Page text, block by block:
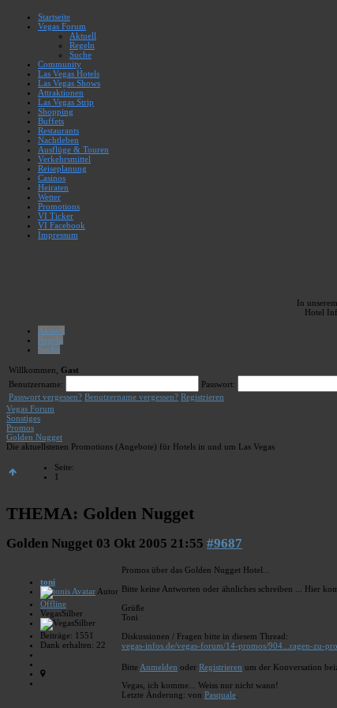
Startseite
Vegas Forum
Aktuell
Regeln
Suche
Community
Las Vegas Hotels
Las Vegas Shows
Attraktionen
Las Vegas Strip
Shopping
Buffets
Restaurants
Nachtleben
Ausflüge & Touren
Verkehrsmittel
Reiseplanung
Casinos
Heiraten
Wetter
Promotions
VI Ticker
VI Facebook
Impressum
In
Hotel
Aktuell
Regeln
Suche
Willkommen, Gast
Benutzername:
Passwort:
Passwort vergessen? Benutzername vergessen? Registrieren
Vegas Forum
Sonstiges
Promos
Golden Nugget
Die aktuellstenen Promotions (Angebote) für Hotels in und um Las Vegas
Seite:
1
THEMA: Golden Nugget
Golden Nugget 03 Okt 2005 21:55 #9687
toni
Autor
Offline
VegasSilber
Beiträge: 1551
Dank erhalten: 22
Promos über das Golden Nugget Hotel...
Bitte keine Antworten oder ähnliches schreiben ... Hier
Grüße
Toni
Diskussionen / Fragen bitte in diesem Thread:
vegas-infos.de/vegas-forum/14-promos/904...ragen-zu-
Bitte Anmelden oder Registrieren um der Konversation
Vegas, ich komme... Weiss nur nicht wann!
Letzte Änderung: von Pasquale